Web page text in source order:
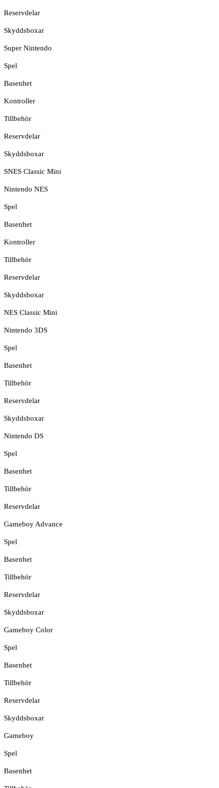
Reservdelar
Skyddsboxar
Super Nintendo
Spel
Basenhet
Kontroller
Tillbehör
Reservdelar
Skyddsboxar
SNES Classic Mini
Nintendo NES
Spel
Basenhet
Kontroller
Tillbehör
Reservdelar
Skyddsboxar
NES Classic Mini
Nintendo 3DS
Spel
Basenhet
Tillbehör
Reservdelar
Skyddsboxar
Nintendo DS
Spel
Basenhet
Tillbehör
Reservdelar
Gameboy Advance
Spel
Basenhet
Tillbehör
Reservdelar
Skyddsboxar
Gameboy Color
Spel
Basenhet
Tillbehör
Reservdelar
Skyddsboxar
Gameboy
Spel
Basenhet